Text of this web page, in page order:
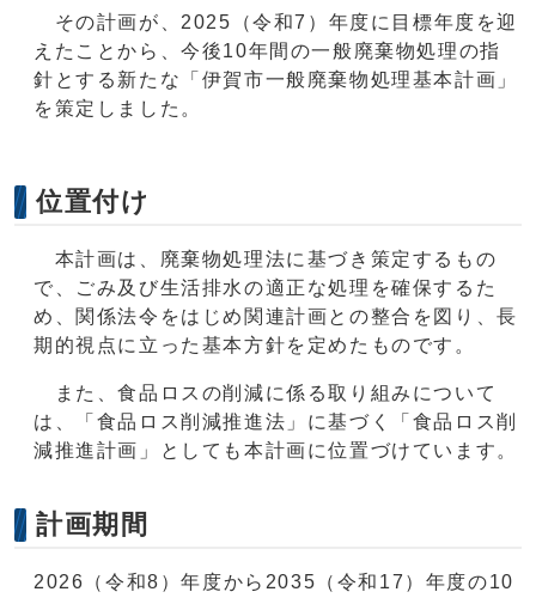
その計画が、2025（令和7）年度に目標年度を迎
えたことから、今後10年間の一般廃棄物処理の指
針とする新たな「伊賀市一般廃棄物処理基本計画」
を策定しました。
位置付け
本計画は、廃棄物処理法に基づき策定するもの
で、ごみ及び生活排水の適正な処理を確保するた
め、関係法令をはじめ関連計画との整合を図り、長
期的視点に立った基本方針を定めたものです。
また、食品ロスの削減に係る取り組みについて
は、「食品ロス削減推進法」に基づく「食品ロス削
減推進計画」としても本計画に位置づけています。
計画期間
2026（令和8）年度から2035（令和17）年度の10